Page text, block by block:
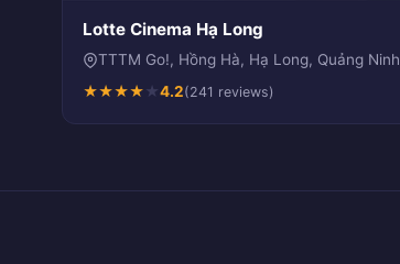
Lotte Cinema Hạ Long
TTTM Go!, Hồng Hà, Hạ Long, Quảng Ninh
★★★★★4.2(241 reviews)